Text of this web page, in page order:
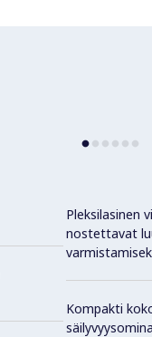
Pleksilasinen
nostettavat
Kompakti